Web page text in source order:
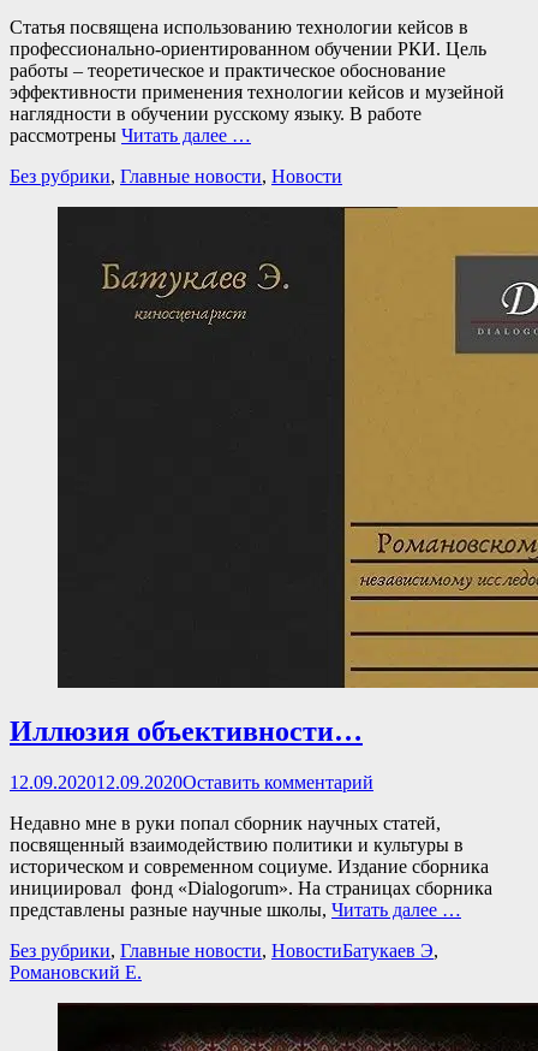
Статья посвящена использованию технологии кейсов в
профессионально-ориентированном обучении РКИ. Цель
работы – теоретическое и практическое обоснование
эффективности применения технологии кейсов и музейной
наглядности в обучении русскому языку. В работе
рассмотрены Читать далее …
Категории
Без рубрики, Главные новости, Новости
Иллюзия объективности…
Опубликовано
12.09.202012.09.2020Оставить комментарий
Недавно мне в руки попал сборник научных статей,
посвященный взаимодействию политики и культуры в
историческом и современном социуме. Издание сборника
инициировал фонд «Dialogorum». На страницах сборника
представлены разные научные школы, Читать далее …
Категории
Без рубрики, Главные новости, НовостиТеги
Батукаев Э,
Романовский Е.